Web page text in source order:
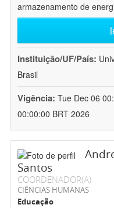
armazenamento de
Instituição/UF/País:
Brasil
Vigência: Tue Dec 06
00:00:00 BRT 2026
Santos
COORDENADOR(A)
CIÊNCIAS HUMANAS
Educação